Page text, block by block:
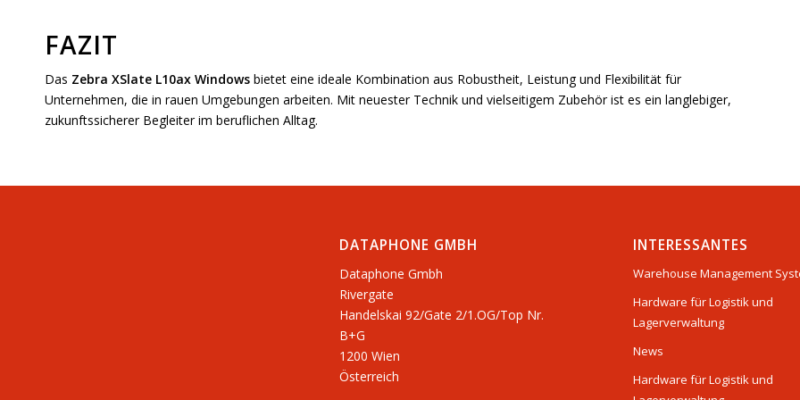
FAZIT
Das Zebra XSlate L10ax Windows bietet eine ideale Kombination aus Robustheit, Leistung und Flexibilität für
Unternehmen, die in rauen Umgebungen arbeiten. Mit neuester Technik und vielseitigem Zubehör ist es ein langlebiger,
zukunftssicherer Begleiter im beruflichen Alltag.
DATAPHONE GMBH
Dataphone Gmbh
Rivergate
​Handelskai 92/Gate 2/1.OG/Top Nr.
B+G
1200 Wien
Österreich
INTERESSANTES
Warehouse Management
Hardware für Logistik und
Lagerverwaltung
News
Hardware für Logistik und